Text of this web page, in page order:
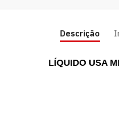
Descrição
LÍQUIDO USA